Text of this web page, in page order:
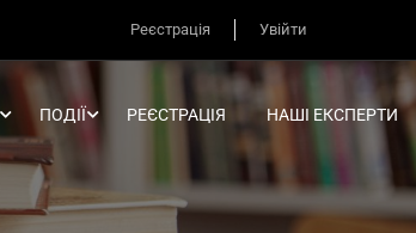
Реєстрація Увійти
ПОДІЇ РЕЄСТРАЦІЯ НАШІ ЕКСПЕРТИ